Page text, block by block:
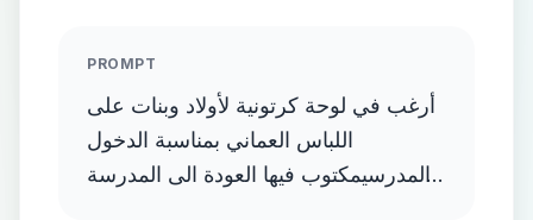
PROMPT
أرغب في لوحة كرتونية لأولاد وبنات على
اللباس العماني بمناسبة الدخول
المدرسيمكتوب فيها العودة الى المدرسة